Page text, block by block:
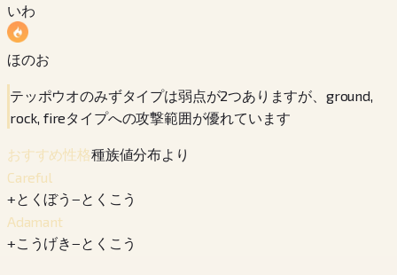
いわ
ほのお
テッポウオのみずタイプは弱点が2つありますが、ground,
rock, fireタイプへの攻撃範囲が優れています
おすすめ性格種族値分布より
Careful
+とくぼう−とくこう
Adamant
+こうげき−とくこう